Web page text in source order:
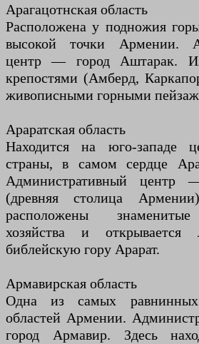
Арагацотнская область
Расположена у подножия
высокой точки Армении.
центр — город Аштарак.
крепостями (Амберд,
живописными горными
Араратская область
Находится на юго-западе
страны, в самом сердце
Административный центр
(древняя столица
расположены знаменитые
хозяйства и
библейскую гору Арарат.
Армавирская область
Одна из самых
областей Армении.
город Армавир. Здесь